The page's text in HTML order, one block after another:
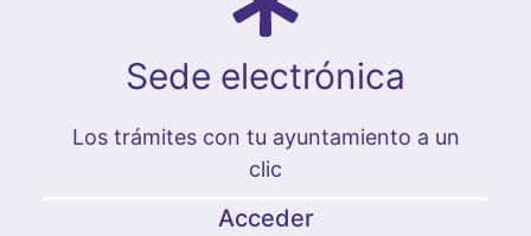
Sede electrónica
Los trámites con tu ayuntamiento a un
clic
Acceder